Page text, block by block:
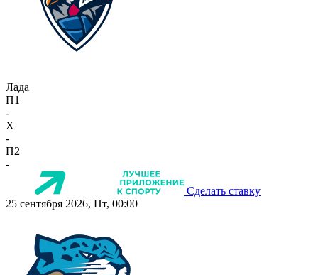
Лада
П1
-
X
-
П2
-
Сделать ставку
25 сентября 2026, Пт, 00:00